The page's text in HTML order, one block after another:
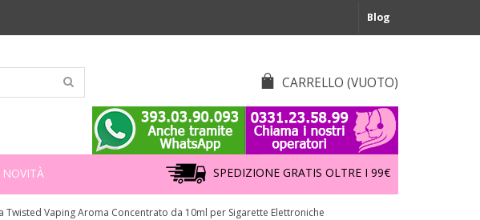
Blog
CARRELLO (VUOTO)
NOVITÀ SPEDIZIONE GRATIS OLTRE I 99€
Twisted Vaping Aroma Concentrato da 10ml per Sigarette Elettroniche